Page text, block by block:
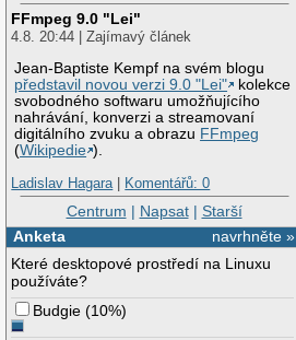
FFmpeg 9.0 "Lei"
4.8. 20:44 | Zajímavý článek
Jean-Baptiste Kempf na svém blogu
představil novou verzi 9.0 "Lei"
kolekce
svobodného softwaru umožňujícího
nahrávání, konverzi a streamovaní
digitálního zvuku a obrazu FFmpeg
(Wikipedie ).
Ladislav Hagara | Komentářů: 0
Centrum | Napsat| Starší
navrhněte »
Anketa
Které desktopové prostředí na Linuxu
používáte?
Budgie (10%)